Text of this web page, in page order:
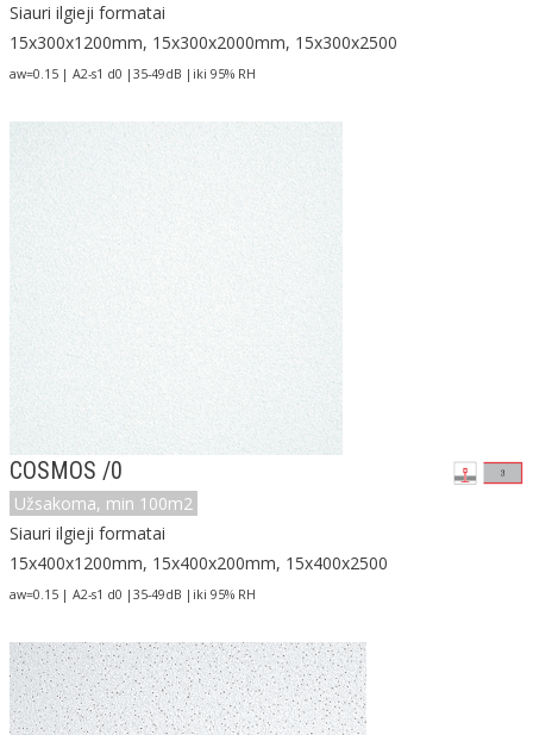
Siauri ilgieji formatai
15x300x1200mm, 15x300x2000mm, 15x300x2500
aw=0.15 | A2-s1 d0 |35-49dB |iki 95% RH
COSMOS /0
Užsakoma, min 100m2
Siauri ilgieji formatai
15x400x1200mm, 15x400x200mm, 15x400x2500
aw=0.15 | A2-s1 d0 |35-49dB |iki 95% RH